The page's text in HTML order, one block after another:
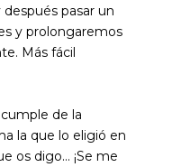
pasar un
y prolongaremos
Más fácil
de la
la que lo eligió en
os digo... ¡Se me